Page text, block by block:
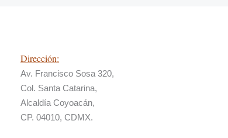
Dirección:
Av. Francisco Sosa 320,
Col. Santa Catarina,
Alcaldía Coyoacán,
CP. 04010, CDMX.